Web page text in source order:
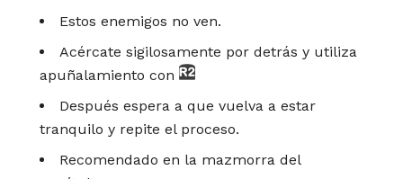
Estos enemigos no ven.
Acércate sigilosamente por detrás y utiliza
apuñalamiento con
Después espera a que vuelva a estar
tranquilo y repite el proceso.
Recomendado en la mazmorra del